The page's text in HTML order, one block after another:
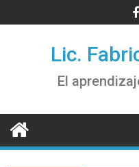
al
Lic.
El